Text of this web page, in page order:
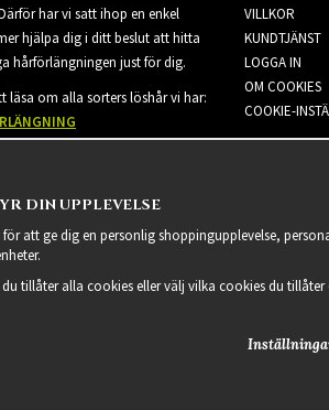
har vi satt ihop en enkel
hjälpa dig i ditt beslut att hitta
hårförlängningen just för dig.
läsa om alla sorters löshår vi har:
VILLKOR
KUNDTJÄNST
LOGGA IN
OM COOKIES
COOKIE-
DIN UPPLEVELSE
att ge dig en personlig shoppingupplevelse,
tillåter alla cookies eller välj vilka cookies du